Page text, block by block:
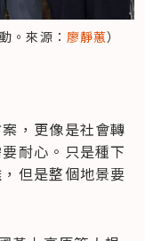
。來源： 廖靜蕙）
，更像是社會轉
耐心。只是種下
但是整個地景要